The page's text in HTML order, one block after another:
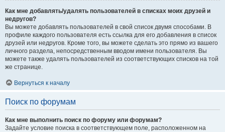
Как мне добавлять/удалять пользователей в списках моих друзей и
недругов?
Вы можете добавлять пользователей в свой список двумя способами. В
профиле каждого пользователя есть ссылка для его добавления в список
друзей или недругов. Кроме того, вы можете сделать это прямо из вашего
личного раздела, непосредственным вводом имени пользователя. Вы
можете также удалять пользователей из соответствующих списков на той
же странице.
Вернуться к началу
Поиск по форумам
Как мне выполнить поиск по форуму или форумам?
Задайте условие поиска в соответствующем поле, расположенном на